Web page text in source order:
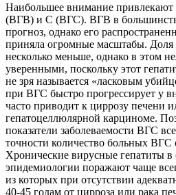
Наибольшее внимание
(ВГВ) и С (ВГС). ВГВ в
прогноз, однако его
приняла огромные масштабы. Доля
несколько меньше, однако в этом
уверенными, поскольку этот
не зря называется «ласковым
при ВГС быстро прогрессирует у
часто приводит к циррозу печени
гепатоцеллюлярной карциноме.
показатели заболеваемости ВГС
точности количество больных ВГС
Хронические вирусные гепатиты в
эпидемиологии поражают чаще
из которых при отсутствии
40-45 годам от цирроза или рака